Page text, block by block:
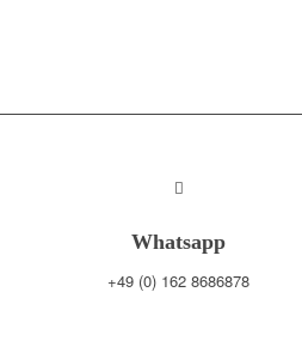
Whatsapp
+49 (0) 162 8686878